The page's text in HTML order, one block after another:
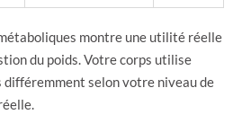
montre une utilité réelle
du poids. Votre corps utilise
selon votre niveau de